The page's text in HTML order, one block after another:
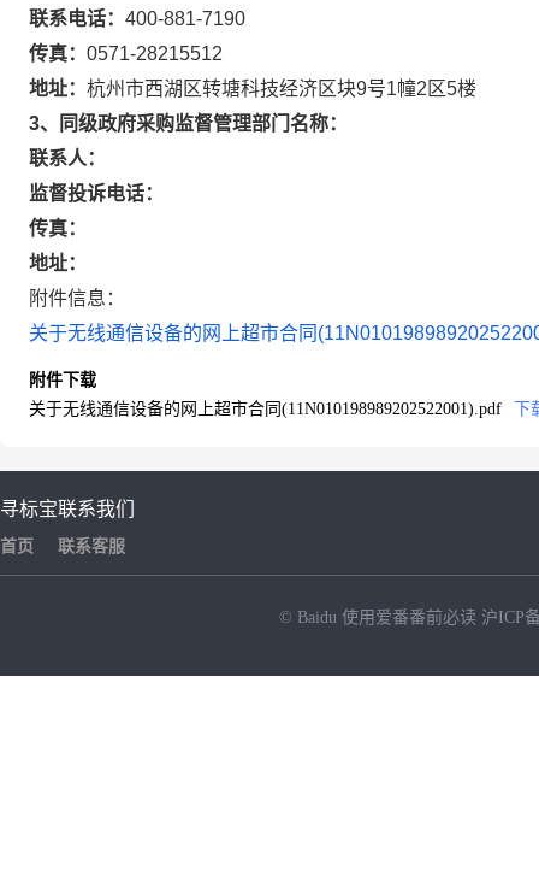
联系电话： 400-881-7190
传真： 0571-28215512
地址： 杭州市西湖区转塘科技经济区块9号1幢2区5楼
3、同级政府采购监督管理部门名称：
联系人：
监督投诉电话：
传真：
地址：
附件信息：
关于无线通信设备的网上超市合同
附件下载
关于无线通信设备的网上超市合同(11N010198989202522001).pdf
下
寻标宝
首页
联系我们
联系客服
© Baidu 使用爱番番前必读 沪ICP